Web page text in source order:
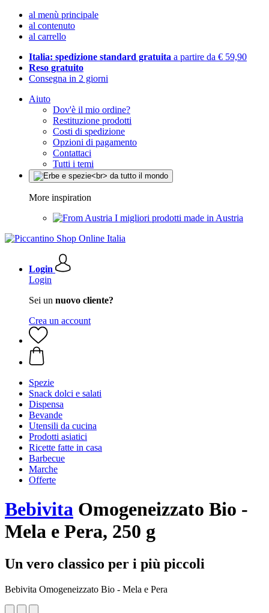
al menù principale
al contenuto
al carrello
Italia: spedizione standard gratuita a partire da € 59,90
Reso gratuito
Consegna in 2 giorni
Aiuto
Dov'è il mio ordine?
Restituzione prodotti
Costi di spedizione
Opzioni di pagamento
Contattaci
Tutti i temi
More inspiration
I migliori prodotti made in Austria
Login
Login
Sei un nuovo cliente?
Crea un account
Spezie
Snack dolci e salati
Dispensa
Bevande
Utensili da cucina
Prodotti asiatici
Ricette fatte in casa
Barbecue
Marche
Offerte
Bebivita Omogeneizzato Bio -
Mela e Pera, 250 g
Un vero classico per i più piccoli
Bebivita Omogeneizzato Bio - Mela e Pera